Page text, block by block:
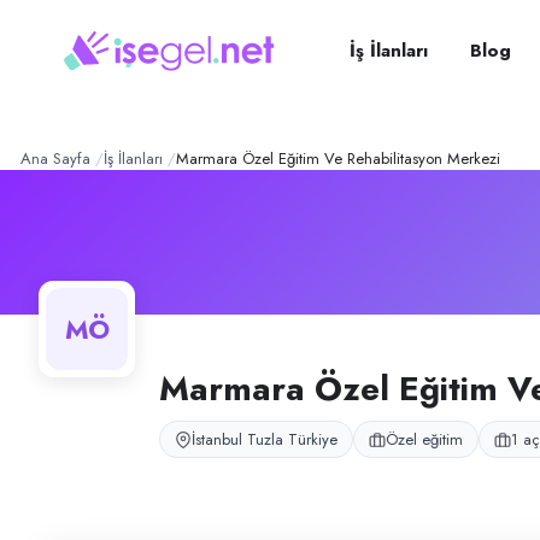
Özel Eğitim ve
Marmara Özel Eğitim ve Rehabilitasyon Merkezi, Tuzla, İstanbul
pozisyonlar İş İlanları Blog
Ana Sayfa İş İlanları Marmara Özel Eğitim Ve Rehabilitasyon Merkezi
MÖ
Marmara Özel Eğitim
İstanbul Tuzla Türkiye Özel eğitim 1